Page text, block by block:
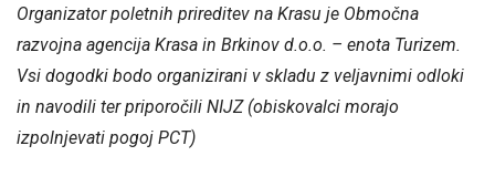
Organizator poletnih prireditev na Krasu je Območna
razvojna agencija Krasa in Brkinov d.o.o. – enota Turizem.
Vsi dogodki bodo organizirani v skladu z veljavnimi odloki
in navodili ter priporočili NIJZ (obiskovalci morajo
izpolnjevati pogoj PCT)